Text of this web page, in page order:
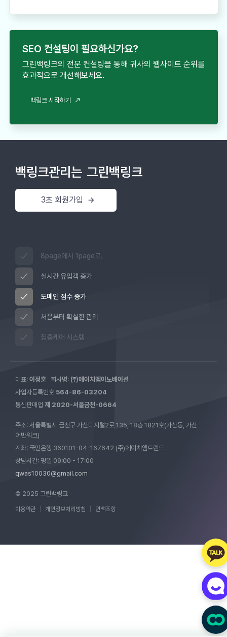
SEO 컨설팅이 필요하신가요?
그린백링크의 전문 컨설팅을 통해 귀사의 웹사이트 순위를
효과적으로 개선해보세요.
백링크 시작하기
백링크관리는 그린백링크
3초 회원가입
8page에서 1page로.
실시간 유입객 증가
도메인 점수 증가
처음부터 확실한 관리
집중케어 시스템
대표: 이정훈 회사명: ㈜에이치엠이노베이션
사업자등록번호 564-86-03204
통신판매업 제 2020-서울금천-0664
주소: 서울특별시 금천구 가산디지털2로 135, 18층 1821호(가산동, 가산
어반워크)
계좌: 국민은행 360101-04-167642 (주)에이치엠트랜드
상담시간: 평일 09:00 - 17:00
qwas10030@gmail.com
© 2025 그린백링크
이용약관 개인정보처리방침 면책조항